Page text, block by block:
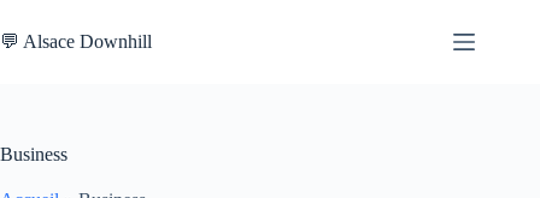
au
contenu
💬 Alsace Downhill
Business